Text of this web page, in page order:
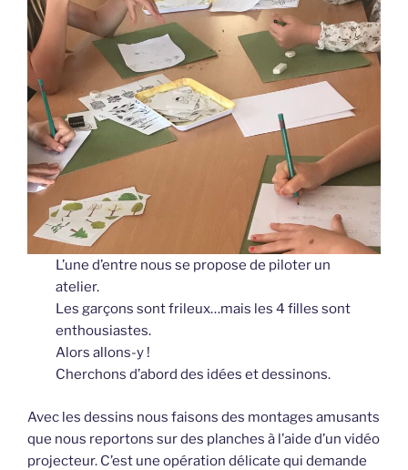
L’une d’entre nous se propose de piloter un
atelier.
Les garçons sont frileux…mais les 4 filles sont
enthousiastes.
Alors allons-y !
Cherchons d’abord des idées et dessinons.
Avec les dessins nous faisons des montages amusants
que nous reportons sur des planches à l’aide d’un vidéo
projecteur. C’est une opération délicate qui demande